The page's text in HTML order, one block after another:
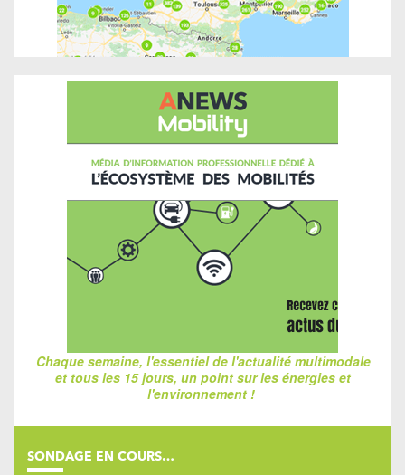
Chaque semaine, l'essentiel de l'actualité multimodale
et tous les 15 jours, un point sur les énergies et
l'environnement !
SONDAGE EN COURS…